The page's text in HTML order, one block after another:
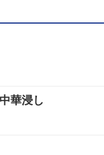
華浸し